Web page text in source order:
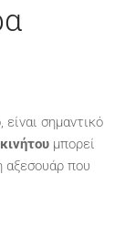
σημαντικό
μπορεί
αξεσουάρ που